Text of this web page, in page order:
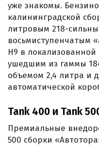
уже знакомы.
калининградской
литровым 218-
восьмиступенчатым
H9 в
ушедшим из гаммы
объемом 2,4 литра и
автоматической
Tank 400 и Tank
Премиальные
500 сборки